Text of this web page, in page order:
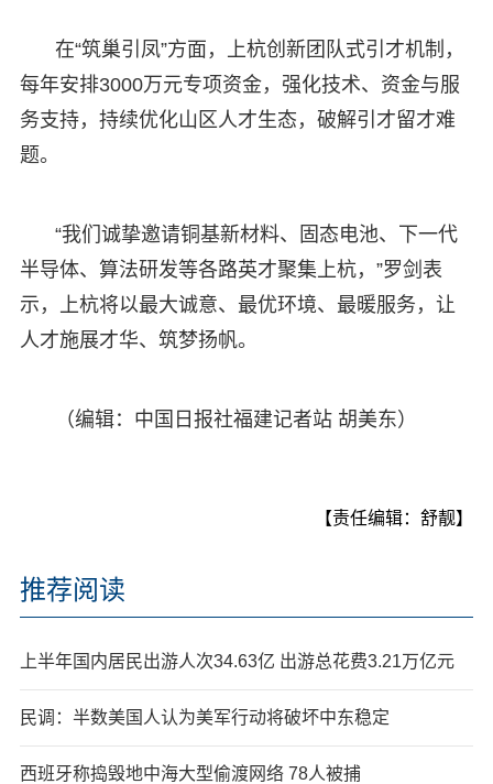
在“筑巢引凤”方面，上杭创新团队式引才机制，
每年安排3000万元专项资金，强化技术、资金与服
务支持，持续优化山区人才生态，破解引才留才难
题。
“我们诚挚邀请铜基新材料、固态电池、下一代
半导体、算法研发等各路英才聚集上杭，”罗剑表
示，上杭将以最大诚意、最优环境、最暖服务，让
人才施展才华、筑梦扬帆。
（编辑：中国日报社福建记者站 胡美东）
【责任编辑：舒靓】
推荐阅读
上半年国内居民出游人次34.63亿 出游总花费3.21万亿元
民调：半数美国人认为美军行动将破坏中东稳定
西班牙称捣毁地中海大型偷渡网络 78人被捕